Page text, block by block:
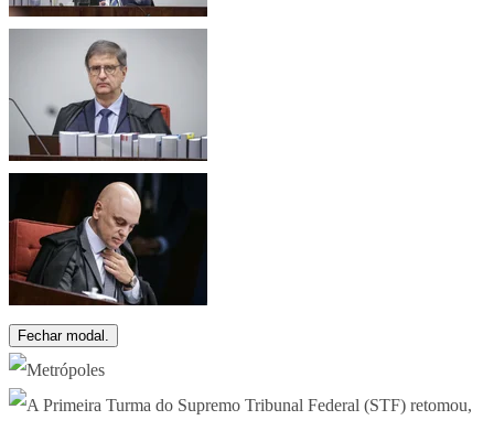
Fechar modal.